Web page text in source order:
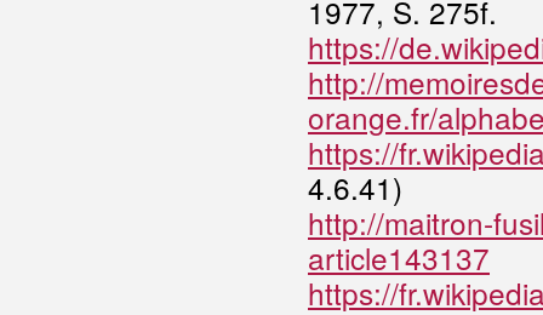
1977, S. 275f.
https://
http://
orange.fr/
https://
4.6.41)
http://maitron-
article143137
https://